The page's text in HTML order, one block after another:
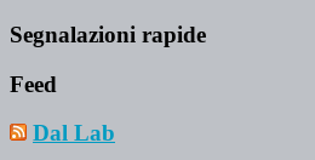
Segnalazioni rapide
Feed
Dal Lab